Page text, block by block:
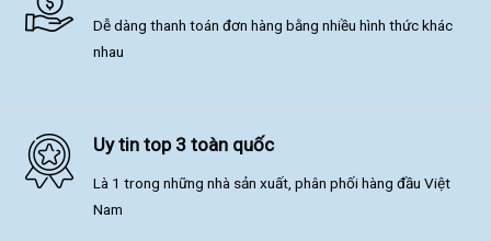
Dễ dàng thanh toán đơn hàng bằng nhiều hình thức khác
nhau
Uy tin top 3 toàn quốc
Là 1 trong những nhà sản xuất, phân phối hàng đầu Việt
Nam